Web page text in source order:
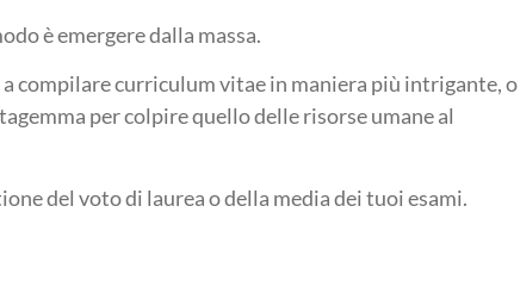
è emergere dalla massa.
compilare curriculum vitae in maniera più intrigante, o
per colpire quello delle risorse umane al
del voto di laurea o della media dei tuoi esami.